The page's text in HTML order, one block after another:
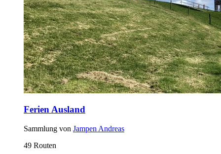
Ferien Ausland
Sammlung von Jampen Andreas
49 Routen